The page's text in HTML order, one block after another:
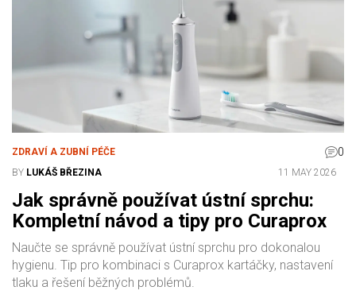
ZDRAVÍ A ZUBNÍ PÉČE 0
BY LUKÁŠ BŘEZINA 11 MAY 2026
Jak správně používat ústní sprchu:
Kompletní návod a tipy pro Curaprox
Naučte se správně používat ústní sprchu pro dokonalou
hygienu. Tip pro kombinaci s Curaprox kartáčky, nastavení
tlaku a řešení běžných problémů.